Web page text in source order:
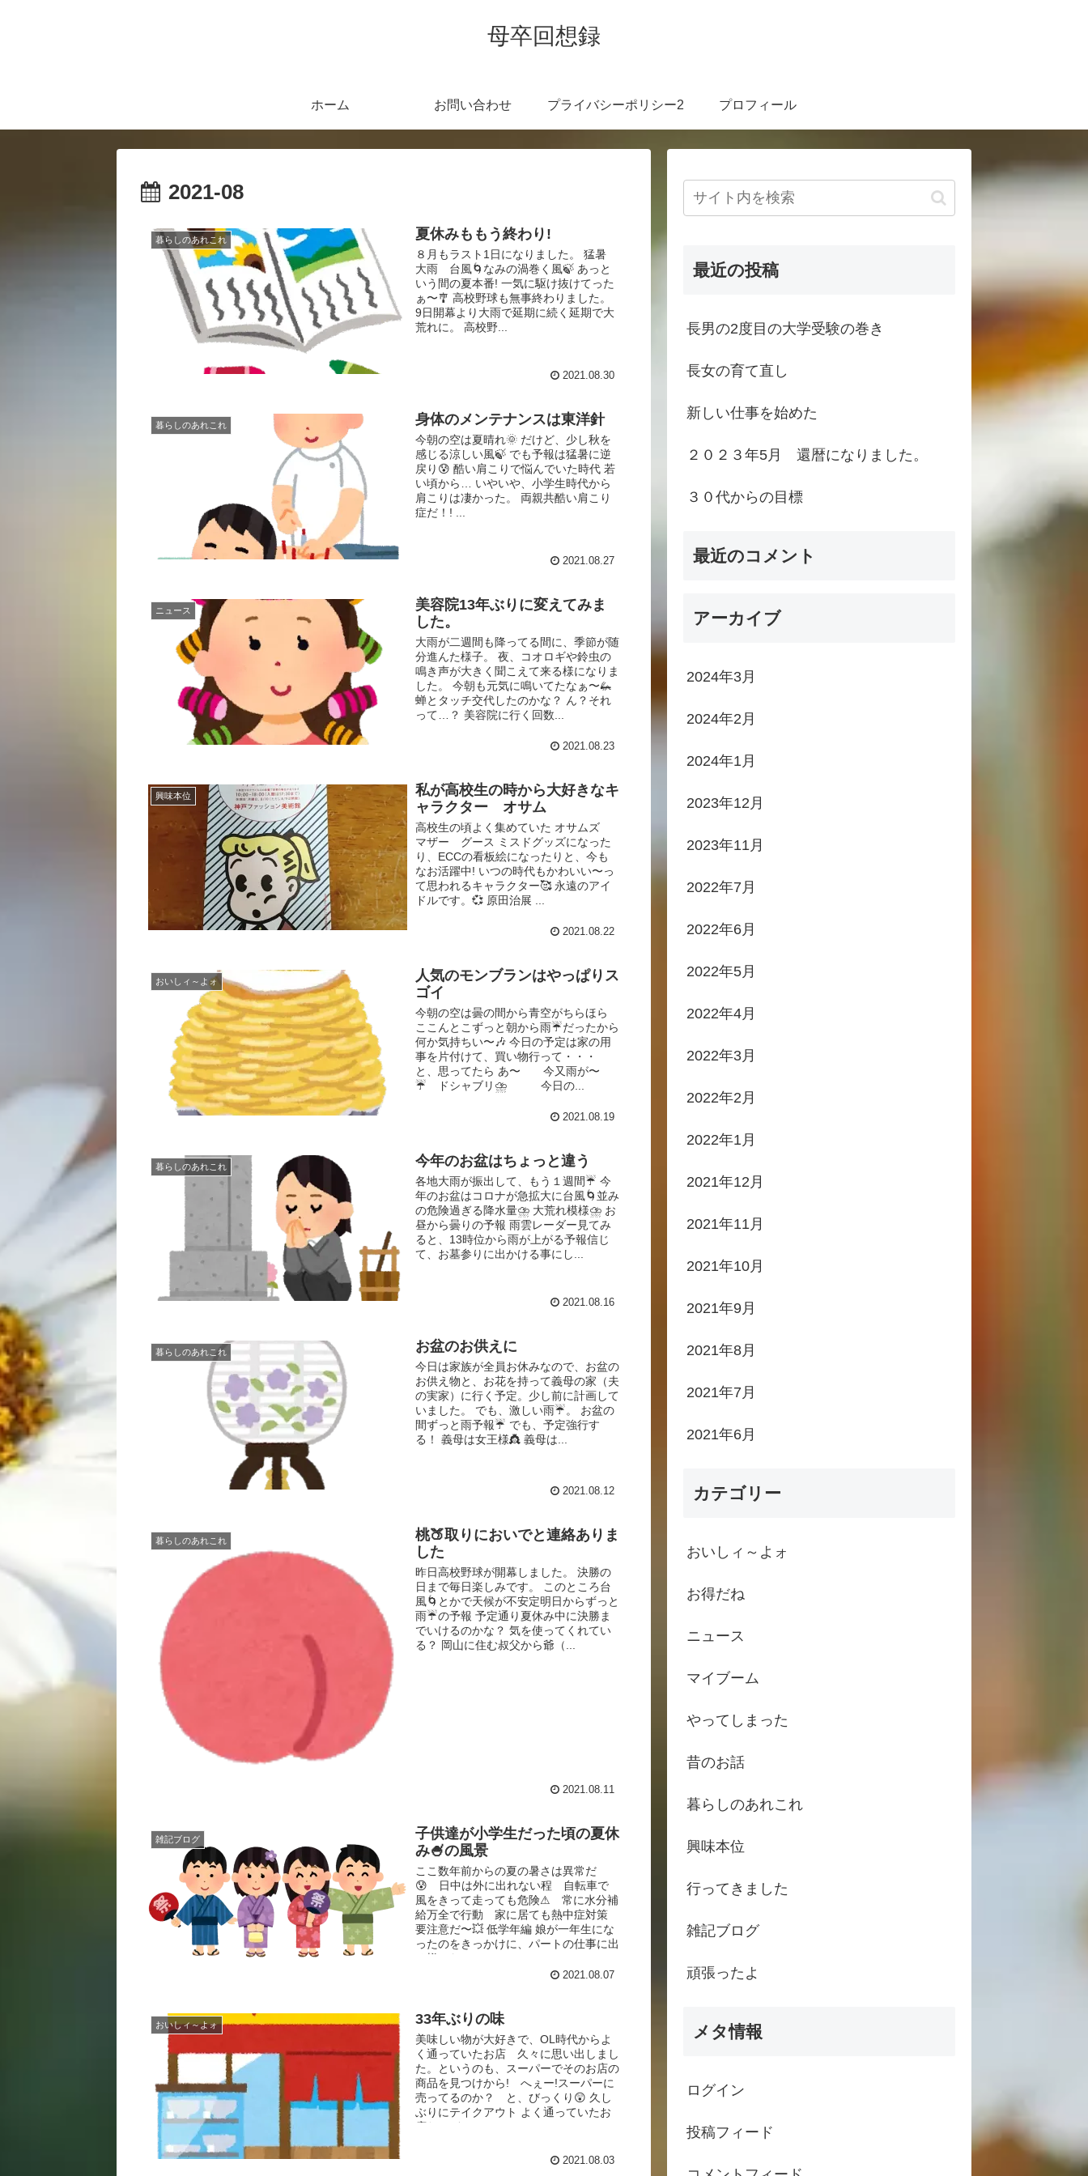
母卒回想録
ホーム お問い合わせ プライバシーポリシー2 プロフィール
2021-08
暮らしのあれこれ 夏休みももう終わり!
８月もラスト1日になりました。 猛暑
大雨 台風🌀なみの渦巻く風🍃 あっと
いう間の夏本番! 一気に駆け抜けてった
ぁ〜🎐 高校野球も無事終わりました。
9日開幕より大雨で延期に続く延期で大
荒れに。 高校野...
2021.08.30
暮らしのあれこれ 身体のメンテナンスは東洋針
今朝の空は夏晴れ🌞 だけど、少し秋を
感じる涼しい風🍃 でも予報は猛暑に逆
戻り😰 酷い肩こりで悩んでいた時代 若
い頃から… いやいや、小学生時代から
肩こりは凄かった。 両親共酷い肩こり
症だ！! ...
2021.08.27
ニュース
美容院13年ぶりに変えてみま
した。
大雨が二週間も降ってる間に、季節が随
分進んた様子。 夜、コオロギや鈴虫の
鳴き声が大きく聞こえて来る様になりま
した。 今朝も元気に鳴いてたなぁ〜🦗
蝉とタッチ交代したのかな？ ん？それ
って…？ 美容院に行く回数...
2021.08.23
興味本位
私が高校生の時から大好きなキ
ャラクター オサム
高校生の頃よく集めていた オサムズ
マザー グース ミスドグッズになった
り、ECCの看板絵になったりと、今も
なお活躍中! いつの時代もかわいい〜っ
て思われるキャラクター🥰 永遠のアイ
ドルです。💞 原田治展 ...
2021.08.22
おいしィ～よォ
人気のモンブランはやっぱりス
ゴイ
今朝の空は曇の間から青空がちらほら
ここんとこずっと朝から雨☔だったから
何か気持ちい〜🎶 今日の予定は家の用
事を片付けて、買い物行って・・・
と、思ってたら あ〜 今又雨が〜
☔ ドシャブリ⛈️ 今日の...
2021.08.19
暮らしのあれこれ 今年のお盆はちょっと違う
各地大雨が振出して、もう１週間☔ 今
年のお盆はコロナが急拡大に台風🌀並み
の危険過ぎる降水量⛈️ 大荒れ模様⛈️ お
昼から曇りの予報 雨雲レーダー見てみ
ると、13時位から雨が上がる予報信じ
て、お墓参りに出かける事にし...
2021.08.16
暮らしのあれこれ お盆のお供えに
今日は家族が全員お休みなので、お盆の
お供え物と、お花を持って義母の家（夫
の実家）に行く予定。少し前に計画して
いました。 でも、激しい雨☔。 お盆の
間ずっと雨予報☔ でも、予定強行す
る！ 義母は女王様👸 義母は...
2021.08.12
暮らしのあれこれ
桃🍑取りにおいでと連絡ありま
した
昨日高校野球が開幕しました。 決勝の
日まで毎日楽しみです。 このところ台
風🌀とかで天候が不安定明日からずっと
雨☔の予報 予定通り夏休み中に決勝ま
でいけるのかな？ 気を使ってくれてい
る？ 岡山に住む叔父から爺（...
2021.08.11
雑記ブログ
子供達が小学生だった頃の夏休
み🍧の風景
ここ数年前からの夏の暑さは異常だ
😰 日中は外に出れない程 自転車で
風をきって走っても危険⚠ 常に水分補
給万全で行動 家に居ても熱中症対策
要注意だ〜💥 低学年編 娘が一年生にな
ったのをきっかけに、パートの仕事に出
る様にな...
2021.08.07
おいしィ～よォ 33年ぶりの味
美味しい物が大好きで、OL時代からよ
く通っていたお店 久々に思い出しまし
た。というのも、スーパーでそのお店の
商品を見つけから! へぇー!スーパーに
売ってるのか？ と、びっくり😲 久し
ぶりにテイクアウト よく通っていたお
店だけど...
2021.08.03
最近の投稿
長男の2度目の大学受験の巻き
長女の育て直し
新しい仕事を始めた
２０２３年5月 還暦になりました。
３０代からの目標
最近のコメント
アーカイブ
2024年3月
2024年2月
2024年1月
2023年12月
2023年11月
2022年7月
2022年6月
2022年5月
2022年4月
2022年3月
2022年2月
2022年1月
2021年12月
2021年11月
2021年10月
2021年9月
2021年8月
2021年7月
2021年6月
カテゴリー
おいしィ～よォ
お得だね
ニュース
マイブーム
やってしまった
昔のお話
暮らしのあれこれ
興味本位
行ってきました
雑記ブログ
頑張ったよ
メタ情報
ログイン
投稿フィード